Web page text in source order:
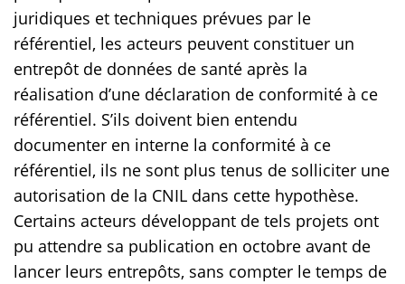
juridiques et techniques prévues par le
référentiel, les acteurs peuvent constituer un
entrepôt de données de santé après la
réalisation d’une déclaration de conformité à ce
référentiel. S’ils doivent bien entendu
documenter en interne la conformité à ce
référentiel, ils ne sont plus tenus de solliciter une
autorisation de la CNIL dans cette hypothèse.
Certains acteurs développant de tels projets ont
pu attendre sa publication en octobre avant de
lancer leurs entrepôts, sans compter le temps de